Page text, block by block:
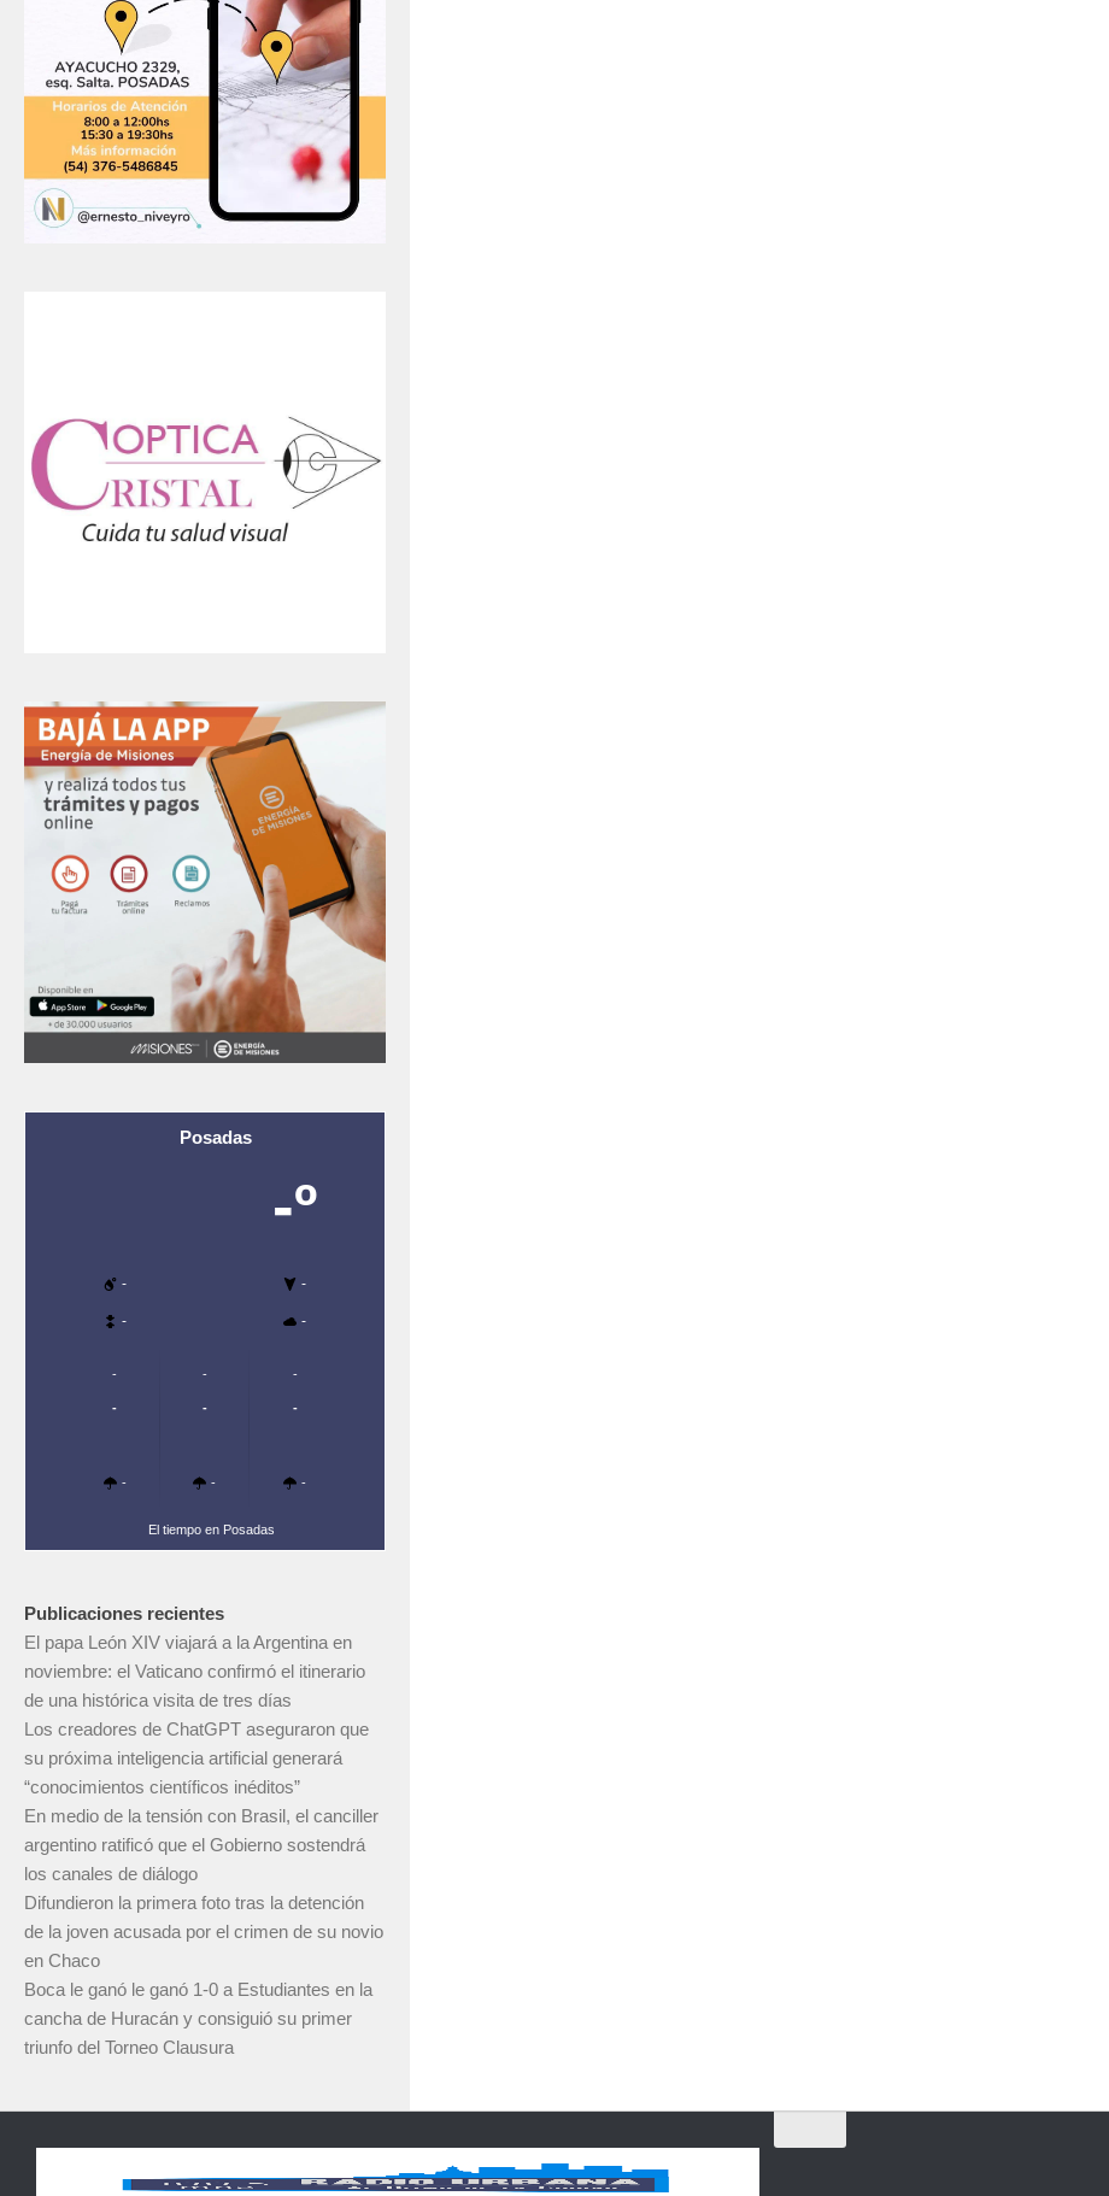
Posadas
-º
- -
- -
-
-
-
-
-
-
-
-
-
El tiempo en Posadas
Publicaciones recientes
El papa León XIV viajará a la Argentina en
noviembre: el Vaticano confirmó el itinerario
de una histórica visita de tres días
Los creadores de ChatGPT aseguraron que
su próxima inteligencia artificial generará
“conocimientos científicos inéditos”
En medio de la tensión con Brasil, el canciller
argentino ratificó que el Gobierno sostendrá
los canales de diálogo
Difundieron la primera foto tras la detención
de la joven acusada por el crimen de su novio
en Chaco
Boca le ganó le ganó 1-0 a Estudiantes en la
cancha de Huracán y consiguió su primer
triunfo del Torneo Clausura